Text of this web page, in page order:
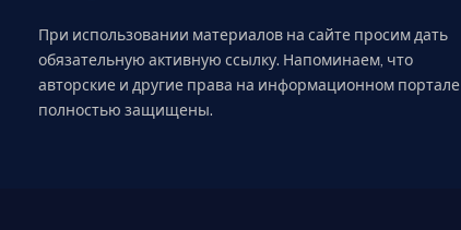
При использовании материалов на сайте просим дать
обязательную активную ссылку. Напоминаем, что
авторские и другие права на информационном портале
полностью защищены.